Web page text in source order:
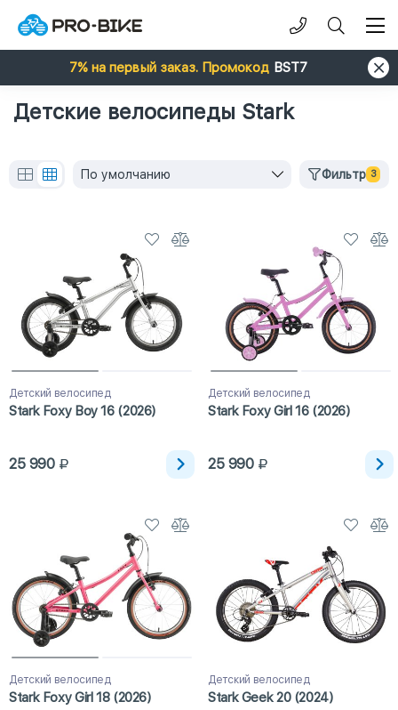
7% на первый заказ. Промокод BST7
Детские велосипеды Stark
По умолчанию Фильтр 3
Детский велосипед
Stark Foxy Boy 16 (2026)
25 990
Детский велосипед
Stark Foxy Girl 16 (2026)
25 990
Детский велосипед
Stark Foxy Girl 18 (2026)
Детский велосипед
Stark Geek 20 (2024)